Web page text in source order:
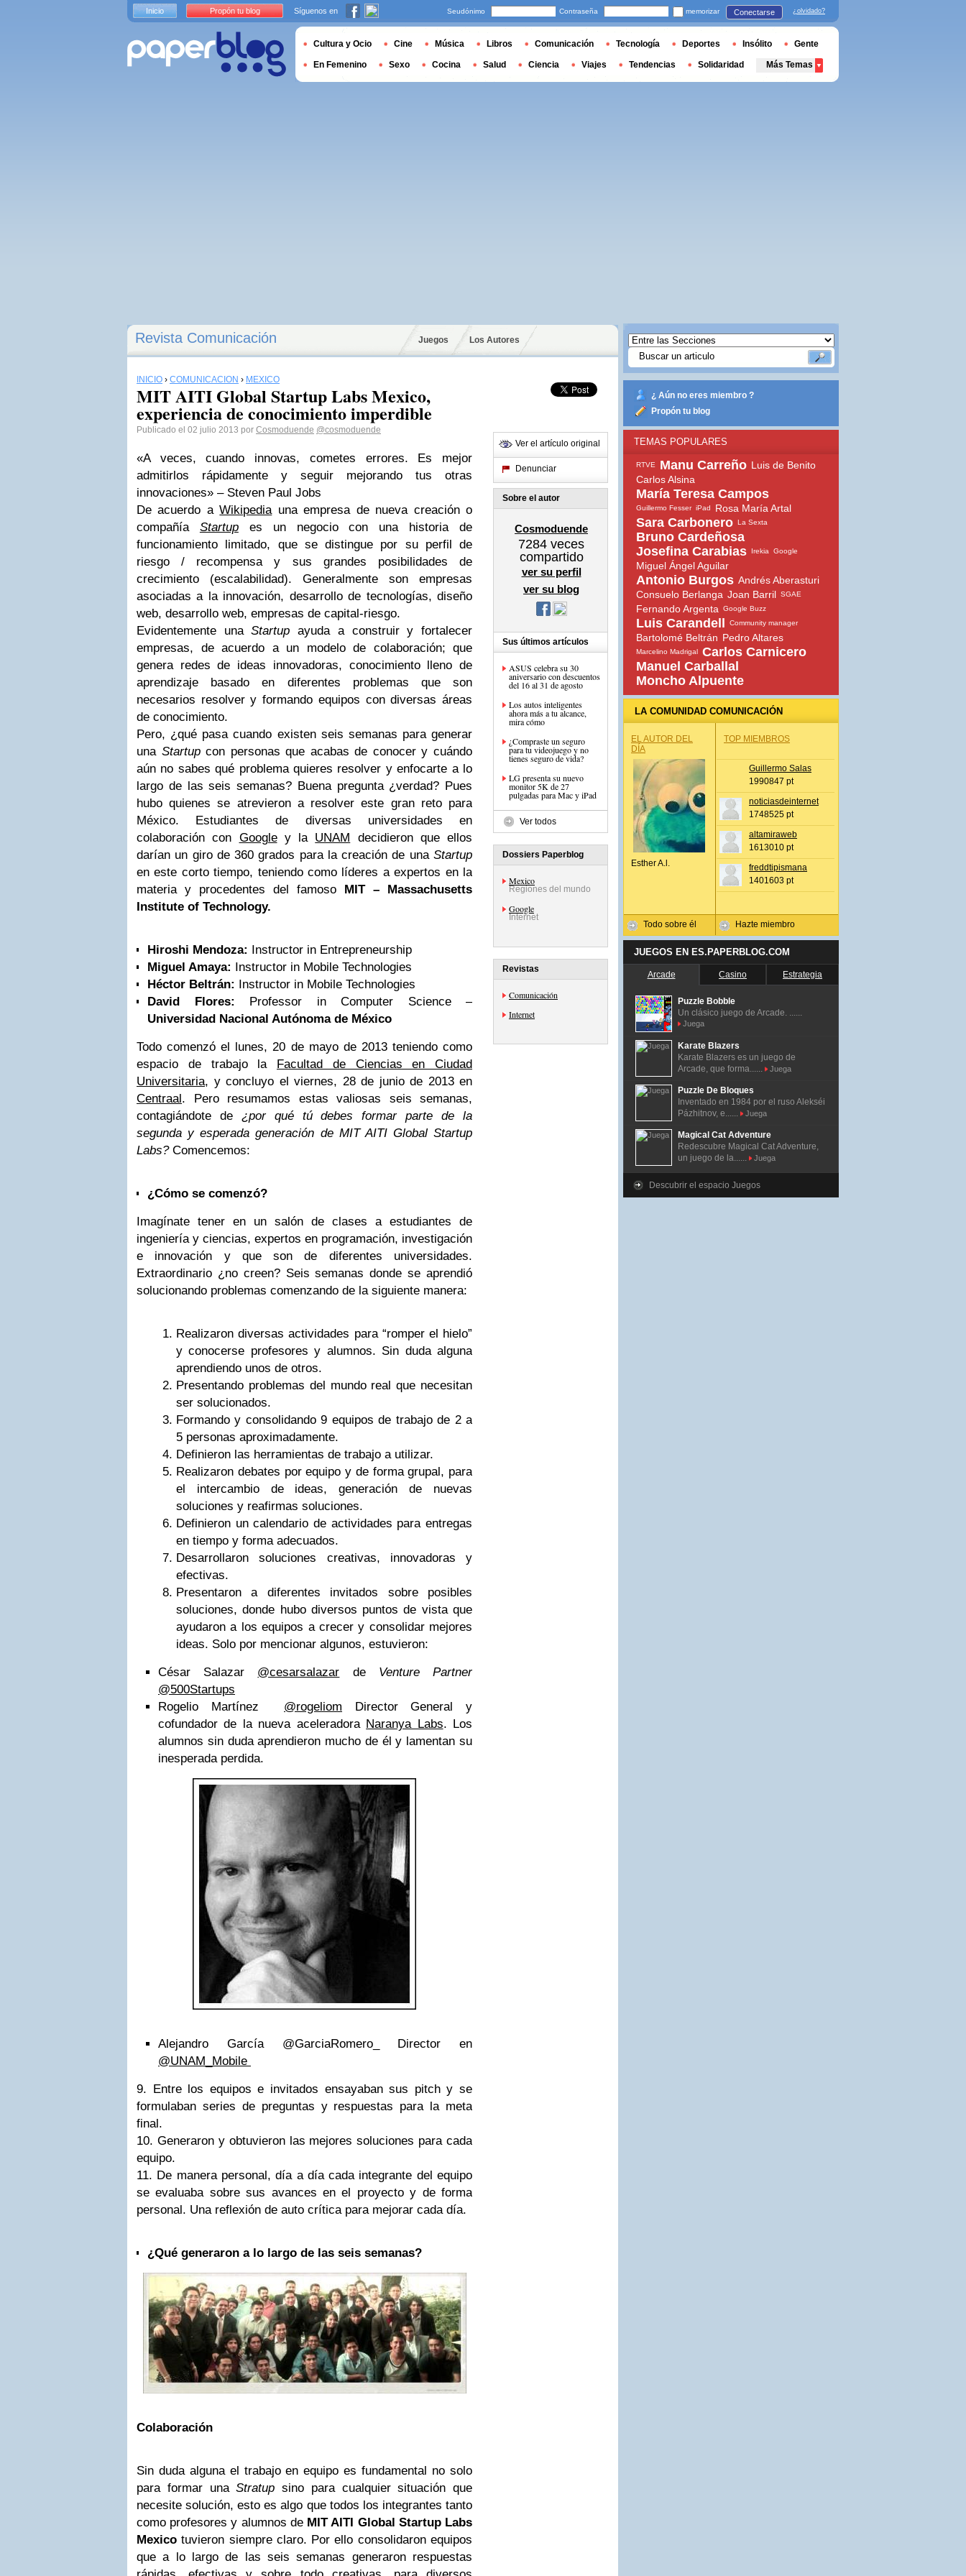
Revista Comunicación Juegos Los Autores
INICIO › COMUNICACIÓN › MEXICO
MIT AITI Global Startup Labs Mexico,
experiencia de conocimiento imperdible
Publicado el 02 julio 2013 por Cosmoduende @cosmoduende
«A veces, cuando innovas, cometes errores. Es mejor
admitirlos rápidamente y seguir mejorando tus otras
innovaciones» – Steven Paul Jobs
De acuerdo aWikipediauna empresa de nueva creación o
compañía Startupes un negocio con una historia de
funcionamiento limitado, que se distingue por su perfil de
riesgo / recompensa y sus grandes posibilidades de
crecimiento (escalabilidad). Generalmente son empresas
asociadas a la innovación, desarrollo de tecnologías, diseño
web, desarrollo web, empresas de capital-riesgo.
Evidentemente unaStartup ayuda a construir y fortalecer
empresas, de acuerdo a un modelo de colaboración; que
genera redes de ideas innovadoras, conocimiento lleno de
aprendizaje basado en diferentes problemas que son
necesarios resolver y formando equipos con diversas áreas
de conocimiento.
Pero, ¿qué pasa cuando existen seis semanas para generar
una Startupcon personas que acabas de conocer y cuándo
aún no sabes qué problema quieres resolver y enfocarte a lo
largo de las seis semanas? Buena pregunta ¿verdad? Pues
hubo quienes se atrevieron a resolver este gran reto para
México. Estudiantes de diversas universidades en
colaboración con Googley la UNAM decidieron que ellos
darían un giro de 360 grados para la creación de una Startup
en este corto tiempo, teniendo como líderes a expertos en la
materia y procedentes del famoso MIT – Massachusetts
Institute of Technology.
Hiroshi Mendoza: Instructor in Entrepreneurship
Miguel Amaya: Instructor in Mobile Technologies
Héctor Beltrán: Instructor in Mobile Technologies
David Flores: Professor in Computer Science –
Universidad Nacional Autónoma de México
Todo comenzó el lunes, 20 de mayo de 2013 teniendo como
espacio de trabajo la Facultad de Ciencias en Ciudad
Universitaria, y concluyo el viernes, 28 de junio de 2013 en
Centraal. Pero resumamos estas valiosas seis semanas,
contagiándote de ¿por qué tú debes formar parte de la
segunda y esperada generación de MIT AITI Global Startup
Labs?Comencemos:
¿Cómo se comenzó?
Imagínate tener en un salón de clases a estudiantes de
ingeniería y ciencias, expertos en programación, investigación
e innovación y que son de diferentes universidades.
Extraordinario ¿no creen? Seis semanas donde se aprendió
solucionando problemas comenzando de la siguiente manera:
Realizaron diversas actividades para “romper el hielo”
y conocerse profesores y alumnos. Sin duda alguna
aprendiendo unos de otros.
Presentando problemas del mundo real que necesitan
ser solucionados.
Formando y consolidando 9 equipos de trabajo de 2 a
5 personas aproximadamente.
Definieron las herramientas de trabajo a utilizar.
Realizaron debates por equipo y de forma grupal, para
el intercambio de ideas, generación de nuevas
soluciones y reafirmas soluciones.
Definieron un calendario de actividades para entregas
en tiempo y forma adecuados.
Desarrollaron soluciones creativas, innovadoras y
efectivas.
Presentaron a diferentes invitados sobre posibles
soluciones, donde hubo diversos puntos de vista que
ayudaron a los equipos a crecer y consolidar mejores
ideas. Solo por mencionar algunos, estuvieron:
@cesarsalazar de Venture Partner
@500Startups
@rogeliom Director General y
cofundador de la nueva aceleradora Naranya Labs. Los
alumnos sin duda aprendieron mucho de él y lamentan su
inesperada perdida.
Alejandro García @GarciaRomero_ Director en
@UNAM_Mobile
9. Entre los equipos e invitados ensayaban sus pitch y se
formulaban series de preguntas y respuestas para la meta
final.
10. Generaron y obtuvieron las mejores soluciones para cada
equipo.
11. De manera personal, día a día cada integrante del equipo
se evaluaba sobre sus avances en el proyecto y de forma
personal. Una reflexión de auto crítica para mejorar cada día.
¿Qué generaron a lo largo de las seis semanas?
Colaboración
Sin duda alguna el trabajo en equipo es fundamental no solo
para formar unaStratup sino para cualquier situación que
necesite solución, esto es algo que todos los integrantes tanto
como profesores y alumnos de MIT AITI Global Startup Labs
Mexico tuvieron siempre claro. Por ello consolidaron equipos
que a lo largo de las seis semanas generaron respuestas
Ver el artículo original
Denunciar
Sobre el autor
Cosmoduende
7284 veces
compartido
ver su perfil
ver su blog
Sus últimos artículos
ASUS celebra su 30
aniversario con descuentos
del 16 al 31 de agosto
Los autos inteligentes
ahora más a tu alcance,
mira cómo
¿Compraste un seguro
para tu videojuego y no
tienes seguro de vida?
LG presenta su nuevo
monitor 5K de 27
pulgadas para Mac y iPad
Ver todos
Dossiers Paperblog
Mexico
Regiones del mundo
Google
Internet
Revistas
Comunicación
Internet
¿ Aún no eres miembro ?
Propón tu blog
TEMAS POPULARES
RTVE Manu Carreño Luis de Benito
Carlos Alsina
María Teresa Campos
Guillermo Fesser iPad Rosa María Artal
Sara Carbonero La Sexta
Bruno Cardeñosa
Josefina Carabias
Irekia Google
Miguel Ángel Aguilar
Antonio Burgos Andrés Aberasturi
Consuelo Berlanga Joan Barril SGAE
Fernando Argenta Google Buzz
Luis Carandell Community manager
Bartolomé Beltrán Pedro Altares
Marcelino Madrigal Carlos Carnicero
Manuel Carballal
Moncho Alpuente
LA COMUNIDAD COMUNICACIÓN
EL AUTOR DEL
DÍA
Esther A.l.
Todo sobre él
TOP MIEMBROS
Guillermo Salas
1990847 pt
noticiasdeinternet
1748525 pt
altamiraweb
1613010 pt
freddtipismana
1401603 pt
Hazte miembro
JUEGOS EN ES.PAPERBLOG.COM
Arcade Casino Estrategia
Puzzle Bobble
Un clásico juego de Arcade. ......
Juega
Karate Blazers
Karate Blazers es un juego de
Arcade, que forma......
Juega
Puzzle De Bloques
Inventado en 1984 por el ruso Alekséi
Pázhitnov, e......
Juega
Magical Cat Adventure
Redescubre Magical Cat Adventure,
un juego de la......
Juega
Descubrir el espacio Juegos
Inicio Propón tu blog Síguenos en Seudónimo Contraseña memorizar Conectarse ¿olvidado?
Cultura y Ocio Cine Música Libros Comunicación Tecnología Deportes Insólito Gente
En Femenino Sexo Cocina Salud Ciencia Viajes Tendencias Solidaridad Más Temas